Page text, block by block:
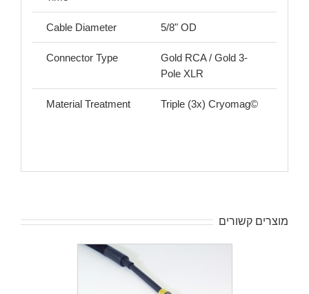
Cable Diameter 5/8" OD
Connector Type
Gold RCA / Gold 3-
Pole XLR
Material Treatment Triple (3x) Cryomag©
מוצרים קשורים